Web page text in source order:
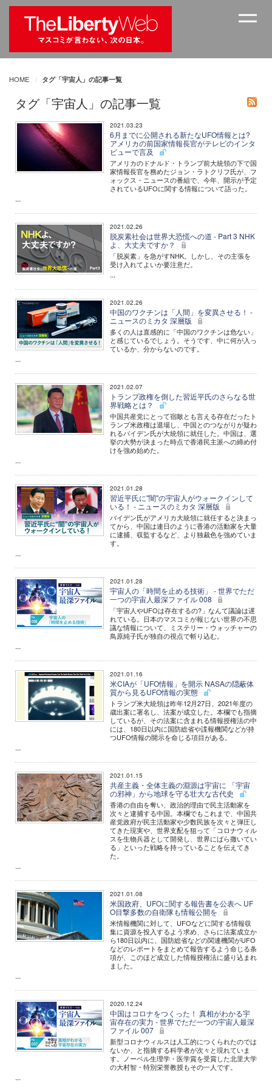
HOME タグ「宇宙人」の記事一覧
タグ「宇宙人」の記事一覧
2021.03.23
6月までに公開される新たなUFO情報とは?
アメリカの前国家情報長官がテレビのインタ
ビューで言及
アメリカのドナルド・トランプ前大統領の下で国
家情報長官を務めたジョン・ラトクリフ氏が、フ
ォックス・ニュースの番組で、今年、開示が予定
されているUFOに関する情報について語った。
...
2021.02.26
脱炭素社会は世界大恐慌への道 - Part 3 NHK
よ、大丈夫ですか？
「脱炭素」を急がすNHK。しかし、その主張を
受け入れてよいか要注意だ。
...
2021.02.26
中国のワクチンは「人間」を変異させる！ -
ニュースのミカタ 深層版
多くの人は直感的に「中国のワクチンは危ない」
と感じているでしょう。そうです、中に何が入っ
ているか、分からないのです。
...
2021.02.07
トランプ政権を倒した習近平氏のさらなる世
界戦略とは？
中国共産党にとって宿敵とも言える存在だったト
ランプ米政権は退場し、中国とのつながりが疑わ
れるバイデン氏が大統領に就任した。中国は、選
挙の大勢が決まった時点で香港民主派への締め付
けを強め始めた。
...
2021.01.28
習近平氏に"闇"の宇宙人がウォークインして
いる！ - ニュースのミカタ 深層版
バイデン氏がアメリカ大統領に就任すると決まっ
てから、中国は連日のように香港の活動家を大量
に逮捕、収監するなど、より独裁色を強めていま
す。
...
2021.01.28
宇宙人の「時間を止める技術」 - 世界でただ
一つの宇宙人最深ファイル 008
「宇宙人やUFOは存在するの?」なんて議論は遅
れている。日本のマスコミが報じない世界の不思
議な情報について、ミステリー・ウォッチャーの
鳥原純子氏が独自の視点で斬り込む。
...
2021.01.16
米CIAが「UFO情報」を開示 NASAの隠蔽体
質から見るUFO情報の実態
トランプ米大統領は昨年12月27日、2021年度の
歳出案に署名し、法案が成立した。本欄でも指摘
しているが、その法案に含まれる情報授権法の中
には、180日以内に国防総省や諜報機関などが持
つUFO情報の開示を命じる項目がある。
...
2021.01.15
共産主義・全体主義の淵源は宇宙に 「宇宙
の邪神」から地球を守る壮大な古代史
香港の自由を奪い、政治的理由で民主活動家を
次々と逮捕する中国。本欄でもこれまで、中国共
産党政府が民主活動家や少数民族を次々と弾圧し
てきた現実や、世界支配を狙って「コロナウィル
スを生物兵器として開発し、世界にばら撒いてい
る」といった戦略を持っていることを伝えてき
た。
...
2021.01.08
米国政府、UFOに関する報告書を公表へ UF
O目撃多数の自衛隊も情報公開を
米情報機関に対して、UFOなどに関する情報収
集に資源を投入するよう求め、さらに法案成立か
ら180日以内に、国防総省などの関連機関がUFO
などのレポートをまとめて報告するよう命じる条
項が、このほど成立した情報授権法に盛り込まれ
ました。
...
2020.12.24
中国はコロナをつくった！ 真相がわかる宇
宙存在の実力 - 世界でただ一つの宇宙人最深
ファイル 007
新型コロナウィルスは人工的につくられたのでは
ないか、と指摘する科学者が次々と現れていま
す。ノーベル生理学・医学賞を受賞した北里大学
の大村智・特別栄誉教授もその一人です。
...